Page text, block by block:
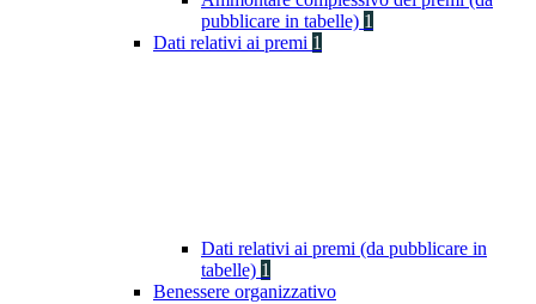
pubblicare in tabelle) 1
Dati relativi ai premi 1
Dati relativi ai premi (da pubblicare in
tabelle) 1
Benessere organizzativo